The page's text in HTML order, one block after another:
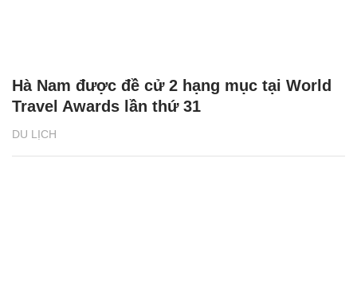
DU LỊCH
Hà Nam được đề cử 2 hạng mục tại World
Travel Awards lần thứ 31